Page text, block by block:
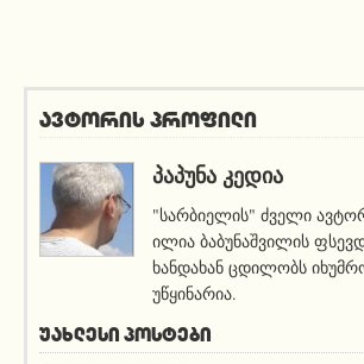
ავტორის პროფილი
ᲞᲐᲞᲣᲜᲐ ᲙᲔᲓᲘᲐ
"სარბიელის" ძველი
ილია ბაბუნაშვილის
ხანდახან ცდილობს
უწყინარია.
ᲣᲐᲮᲚᲔᲡᲘ ᲞᲝᲡᲢᲔᲑᲘ